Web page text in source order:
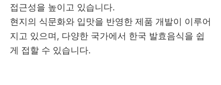
접근성을 높이고 있습니다.
현지의 식문화와 입맛을 반영한 제품 개발이 이루어
지고 있으며, 다양한 국가에서 한국 발효음식을 쉽
게 접할 수 있습니다.